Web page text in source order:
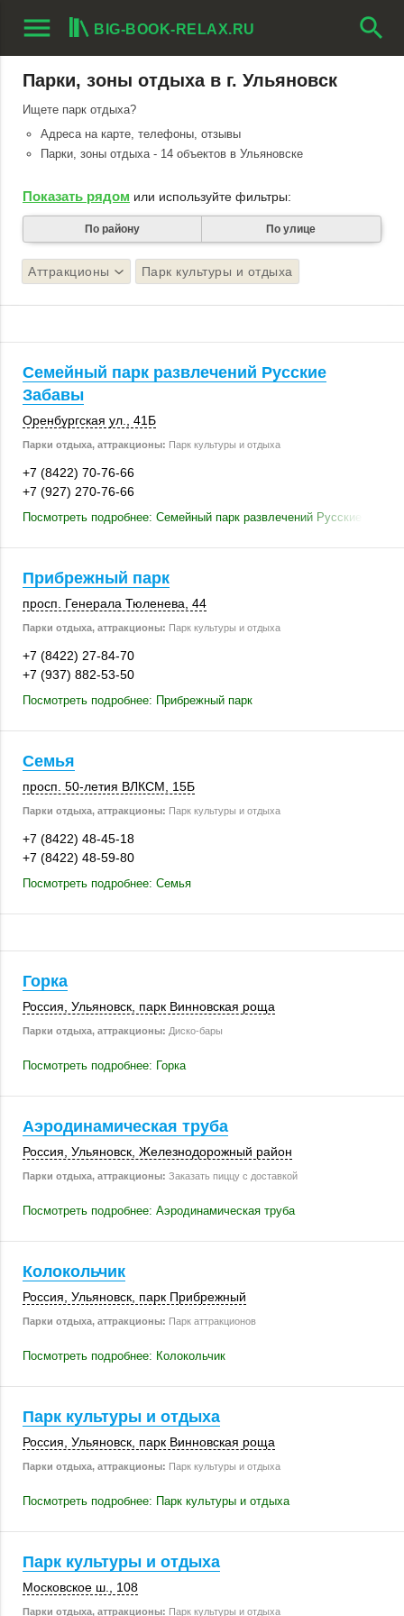
menu BIG-BOOK-RELAX.RU search
Парки, зоны отдыха в г. Ульяновск
Ищете парк отдыха?
Адреса на карте, телефоны, отзывы
Парки, зоны отдыха - 14 объектов в Ульяновске
Показать рядом или используйте фильтры:
По району По улице
Аттракционы Парк культуры и отдыха
Семейный парк развлечений Русские
Забавы
Оренбургская ул. 41Б
Парки отдыха, аттракционы: Парк культуры и отдыха
+7 (8422) 70-76-66
+7 (927) 270-76-66
Посмотреть подробнее: Семейный парк развлечений Русские
Прибрежный парк
просп. Генерала Тюленева, 44
Парки отдыха, аттракционы: Парк культуры и отдыха
+7 (8422) 27-84-70
+7 (937) 882-53-50
Посмотреть подробнее: Прибрежный парк
Семья
просп. 50-летия ВЛКСМ, 15Б
Парки отдыха, аттракционы: Парк культуры и отдыха
+7 (8422) 48-45-18
+7 (8422) 48-59-80
Посмотреть подробнее: Семья
Горка
Россия Ульяновск , парк Винновская роща
Парки отдыха, аттракционы: Диско-бары
Посмотреть подробнее: Горка
Аэродинамическая труба
Россия Ульяновск , Железнодорожный район
Парки отдыха, аттракционы: Заказать пиццу с доставкой
Посмотреть подробнее: Аэродинамическая труба
Колокольчик
Россия Ульяновск парк Прибрежный
Парки отдыха, аттракционы: Парк аттракционов
Посмотреть подробнее: Колокольчик
Парк культуры и отдыха
Россия Ульяновск , парк Винновская роща
Парки отдыха, аттракционы: Парк культуры и отдыха
Посмотреть подробнее: Парк культуры и отдыха
Парк культуры и отдыха
Московское ш. 108
Парки отдыха, аттракционы: Парк культуры и отдыха